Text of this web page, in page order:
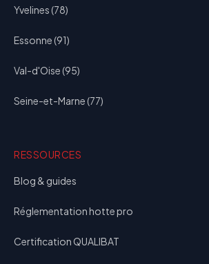
Yvelines (78)
Essonne (91)
Val-d'Oise (95)
Seine-et-Marne (77)
RESSOURCES
Blog & guides
Réglementation hotte pro
Certification QUALIBAT